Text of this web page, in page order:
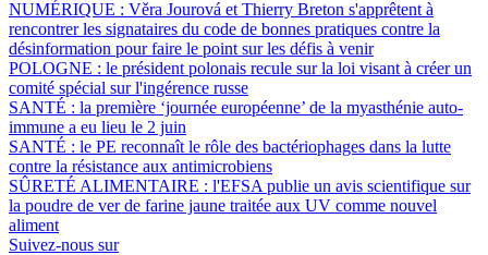
NUMÉRIQUE : Věra Jourová et Thierry Breton s'apprêtent à
rencontrer les signataires du code de bonnes pratiques contre la
désinformation pour faire le point sur les défis à venir
POLOGNE : le président polonais recule sur la loi visant à créer un
comité spécial sur l'ingérence russe
SANTÉ : la première ‘journée européenne’ de la myasthénie auto-
immune a eu lieu le 2 juin
SANTÉ : le PE reconnaît le rôle des bactériophages dans la lutte
contre la résistance aux antimicrobiens
SÛRETÉ ALIMENTAIRE : l'EFSA publie un avis scientifique sur
la poudre de ver de farine jaune traitée aux UV comme nouvel
aliment
Suivez-nous sur